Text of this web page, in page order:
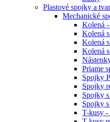
Plastové spojky a
Mechanické
Kolená
Kolená
Kolená
Kolená
Priame
Spojky
Spojky
Spojky
Spojky
T-kusy -